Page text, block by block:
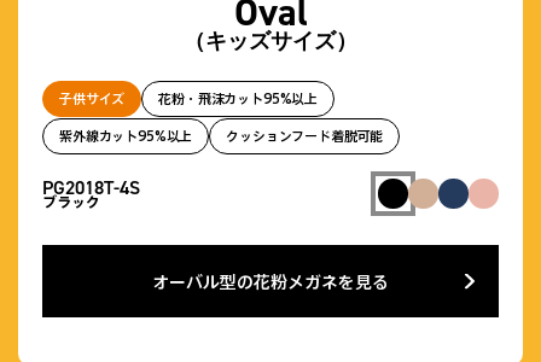
Oval
（キッズサイズ）
子供サイズ 花粉・飛沫カット95%以上
紫外線カット95%以上 クッションフード着脱可能
PG2018T-4S
ブラック
オーバル型の花粉メガネを見る